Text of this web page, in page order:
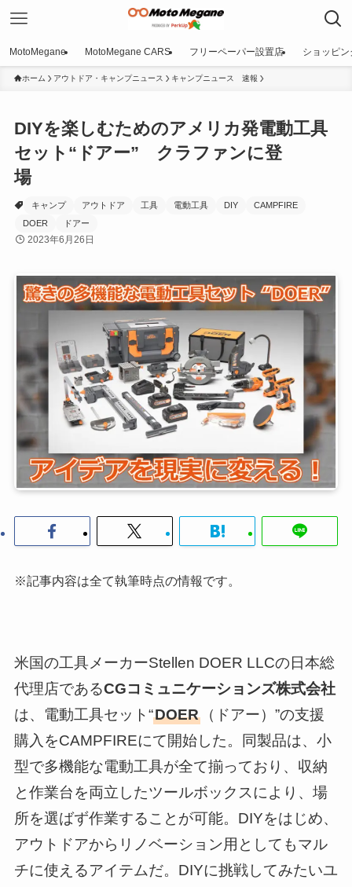
MotoMegane MotoMegane CARS フリーペーパー設置店 ショッピン
ホーム アウトドア・キャンプニュース キャンプニュース 速報
DIYを楽しむためのアメリカ発電動工具
セット“ドアー” クラファンに登
場
キャンプ アウトドア 工具 電動工具 DIY
CAMPFIRE
DOER
ドアー
2023年6月26日
※記事内容は全て執筆時点の情報です。
米国の工具メーカーStellen DOER LLCの日本総
代理店であるCGコミュニケーションズ株式会社
は、電動工具セット“DOER（ドアー）”の支援
購入をCAMPFIREにて開始した。同製品は、小
型で多機能な電動工具が全て揃っており、収納
と作業台を両立したツールボックスにより、場
所を選ばず作業することが可能。DIYをはじめ、
アウトドアからリノベーション用としてもマル
チに使えるアイテムだ。DIYに挑戦してみたいユ